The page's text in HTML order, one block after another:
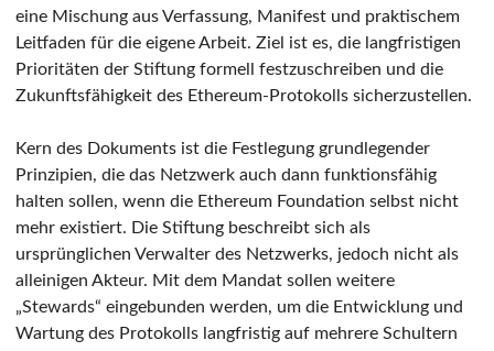
eine Mischung aus Verfassung, Manifest und praktischem
Leitfaden für die eigene Arbeit. Ziel ist es, die langfristigen
Prioritäten der Stiftung formell festzuschreiben und die
Zukunftsfähigkeit des Ethereum-Protokolls sicherzustellen.
Kern des Dokuments ist die Festlegung grundlegender
Prinzipien, die das Netzwerk auch dann funktionsfähig
halten sollen, wenn die Ethereum Foundation selbst nicht
mehr existiert. Die Stiftung beschreibt sich als
ursprünglichen Verwalter des Netzwerks, jedoch nicht als
alleinigen Akteur. Mit dem Mandat sollen weitere
„Stewards“ eingebunden werden, um die Entwicklung und
Wartung des Protokolls langfristig auf mehrere Schultern